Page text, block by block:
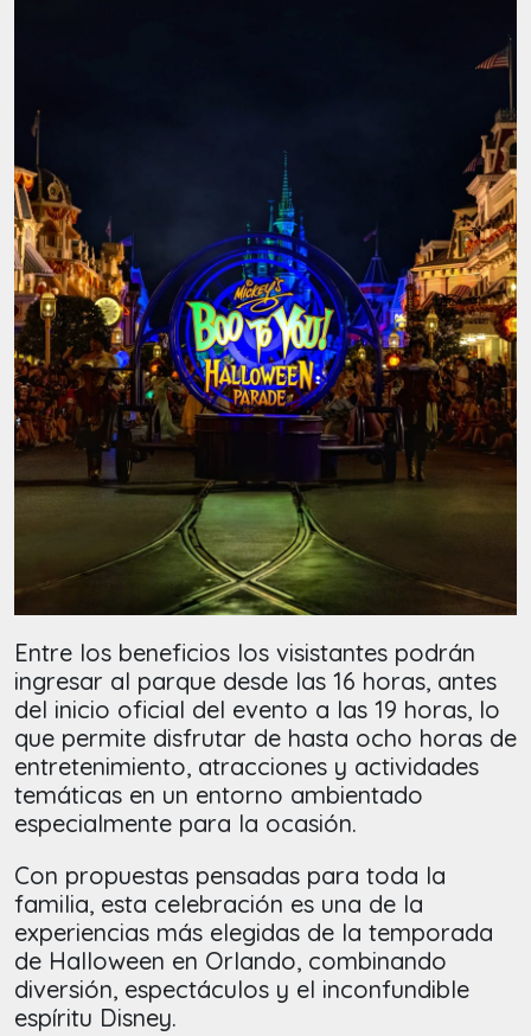
Entre los beneficios los visistantes podrán
ingresar al parque desde las 16 horas, antes
del inicio oficial del evento a las 19 horas, lo
que permite disfrutar de hasta ocho horas de
entretenimiento, atracciones y actividades
temáticas en un entorno ambientado
especialmente para la ocasión.
Con propuestas pensadas para toda la
familia, esta celebración es una de la
experiencias más elegidas de la temporada
de Halloween en Orlando, combinando
diversión, espectáculos y el inconfundible
espíritu Disney.